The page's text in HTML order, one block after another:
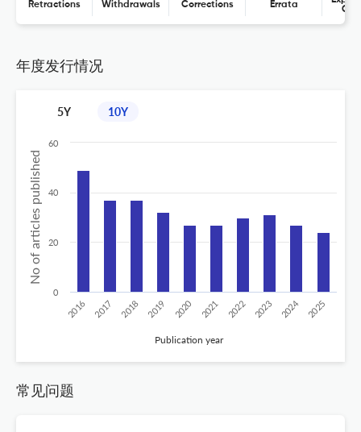
Retractions Withdrawals Corrections Errata
年度发行情况
5Y 10Y
No of articles published
Publication year
2016 2017 2018 2019 2020 2021 2022 2023 2024 2025
0
20
40
60
常见问题